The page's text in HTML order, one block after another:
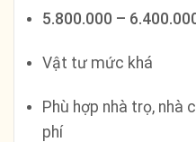
5.800.000 –
Vật tư mức khá
Phù hợp nhà trọ, nhà
phí